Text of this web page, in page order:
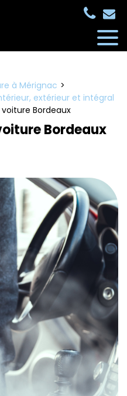
à Mérignac
extérieur et intégral
Bordeaux
Bordeaux